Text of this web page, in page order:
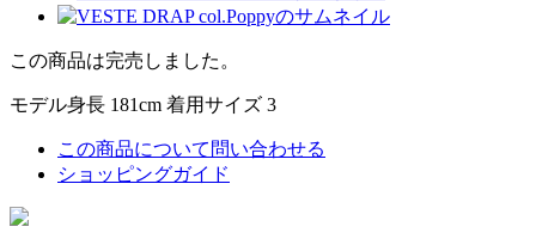
この商品は完売しました。
モデル身長 181cm 着用サイズ 3
この商品について問い合わせる
ショッピングガイド